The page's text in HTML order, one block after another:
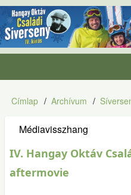
Ugrás
a
tartalomra
Fő
Morzsa
Címlap Archívum
Médiavisszhang
IV. Hangay Oktáv
aftermovie